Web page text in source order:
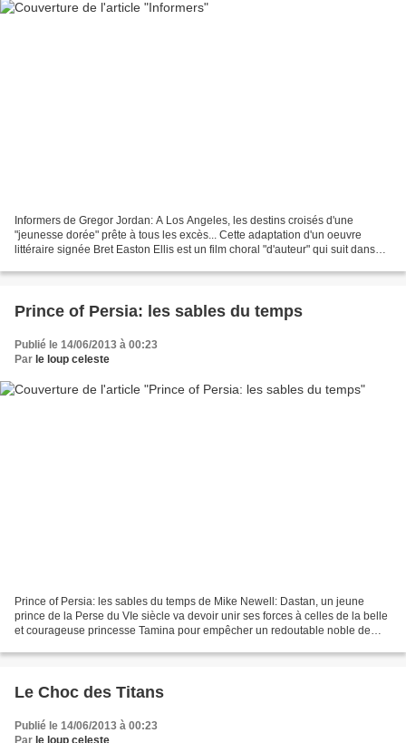
Informers de Gregor Jordan: A Los Angeles, les destins croisés d'une
"jeunesse dorée" prête à tous les excès... Cette adaptation d'un oeuvre
littéraire signée Bret Easton Ellis est un film choral "d'auteur" qui suit dans
Prince of Persia: les sables du temps
Publié le 14/06/2013 à 00:23
Par le loup celeste
Prince of Persia: les sables du temps de Mike Newell: Dastan, un jeune
prince de la Perse du VIe siècle va devoir unir ses forces à celles de la belle
et courageuse princesse Tamina pour empêcher un redoutable noble de
Le Choc des Titans
Publié le 14/06/2013 à 00:23
Par le loup celeste